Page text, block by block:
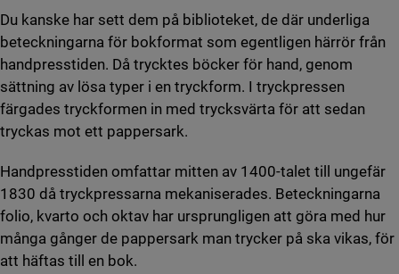
Du kanske har sett dem på biblioteket, de där underliga
beteckningarna för bokformat som egentligen härrör från
handpresstiden. Då trycktes böcker för hand, genom
sättning av lösa typer i en tryckform. I tryckpressen
färgades tryckformen in med trycksvärta för att sedan
tryckas mot ett pappersark.
Handpresstiden omfattar mitten av 1400-talet till ungefär
1830 då tryckpressarna mekaniserades. Beteckningarna
folio, kvarto och oktav har ursprungligen att göra med hur
många gånger de pappersark man trycker på ska vikas, för
att häftas till en bok.